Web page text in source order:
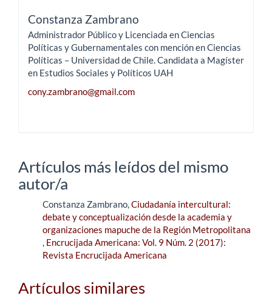
Constanza Zambrano
Administrador Público y Licenciada en Ciencias
Políticas y Gubernamentales con mención en Ciencias
Políticas – Universidad de Chile. Candidata a Magíster
en Estudios Sociales y Políticos UAH
cony.zambrano@gmail.com
Artículos más leídos del mismo
autor/a
Constanza Zambrano,Ciudadanía intercultural:
debate y conceptualización desde la academia y
organizaciones mapuche de la Región Metropolitana
, Encrucijada Americana: Vol. 9 Núm. 2 (2017):
Revista Encrucijada Americana
Artículos similares